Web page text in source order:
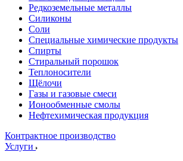
Редкоземельные металлы
Силиконы
Соли
Специальные химические продукты
Спирты
Стиральный порошок
Теплоносители
Щёлочи
Газы и газовые смеси
Ионообменные смолы
Нефтехимическая продукция
Контрактное производство
Услуги